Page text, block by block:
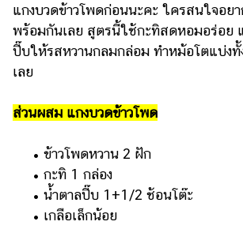
แกงบวดข้าวโพดก่อนนะคะ ใครสนใจอย
พร้อมกันเลย สูตรนี้ใช้กะทิสดหอมอร่อย
ปี๊บให้รสหวานกลมกล่อม ทำหม้อโตแบ่งทั้
เลย
ส่วนผสม แกงบวดข้าวโพด
• ข้าวโพดหวาน 2 ฝัก
• กะทิ 1 กล่อง
• น้ำตาลปี๊บ 1+1/2 ช้อนโต๊ะ
• เกลือเล็กน้อย